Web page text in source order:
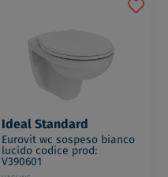
Ideal Standard
Eurovit wc sospeso bianco
lucido codice prod:
V390601